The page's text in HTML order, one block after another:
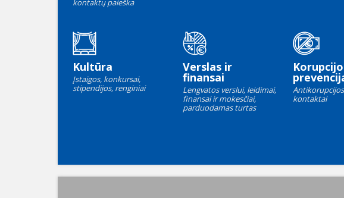
kontaktų paieška
Kultūra
Įstaigos, konkursai,
stipendijos, renginiai
Verslas ir
finansai
Lengvatos verslui, leidimai,
finansai ir mokesčiai,
parduodamas turtas
kontaktai